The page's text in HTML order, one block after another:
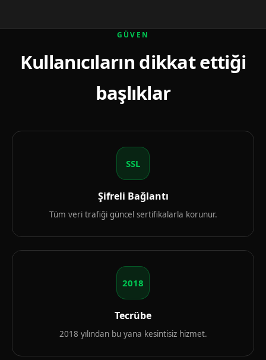
GÜVEN
Kullanıcıların dikkat ettiği
başlıklar
SSL
Şifreli Bağlantı
Tüm veri trafiği güncel sertifikalarla korunur.
2018
Tecrübe
2018 yılından bu yana kesintisiz hizmet.